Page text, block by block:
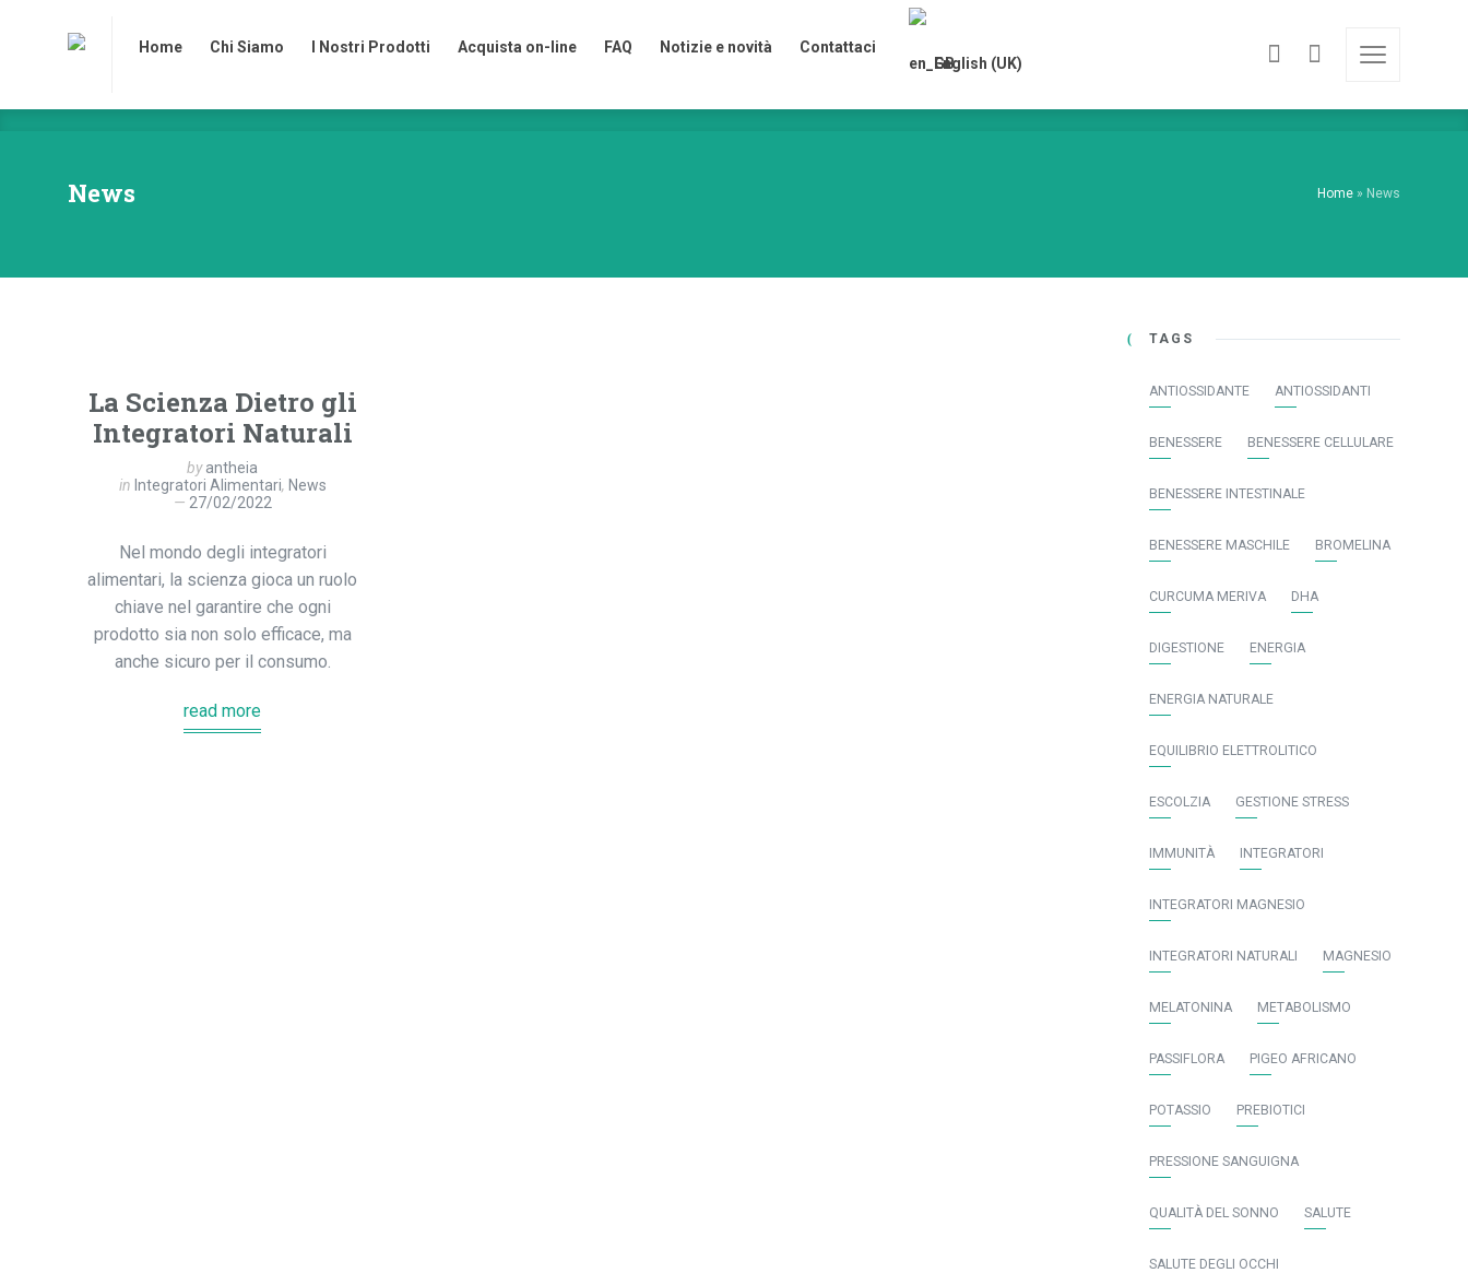
Home Chi Siamo I Nostri Prodotti Acquista on-line FAQ Notizie e novità
Contattaci
English (UK)
News Home » News
La Scienza Dietro gli
Integratori Naturali
byantheia
in Integratori Alimentari, News
27/02/2022
Nel mondo degli integratori
alimentari, la scienza gioca un ruolo
chiave nel garantire che ogni
prodotto sia non solo efficace, ma
anche sicuro per il consumo.
read more
TAGS
ANTIOSSIDANTE ANTIOSSIDANTI
BENESSERE BENESSERE CELLULARE
BENESSERE INTESTINALE
BENESSERE MASCHILE BROMELINA
CURCUMA MERIVA DHA
DIGESTIONE ENERGIA
ENERGIA NATURALE
EQUILIBRIO ELETTROLITICO
ESCOLZIA GESTIONE STRESS
IMMUNITÀ INTEGRATORI
INTEGRATORI MAGNESIO
INTEGRATORI NATURALI MAGNESIO
MELATONINA METABOLISMO
PASSIFLORA PIGEO AFRICANO
POTASSIO PREBIOTICI
PRESSIONE SANGUIGNA
QUALITÀ DEL SONNO SALUTE
SALUTE DEGLI OCCHI